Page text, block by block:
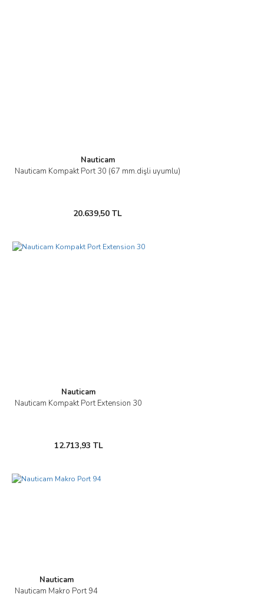
Nauticam
Nauticam Kompakt Port 30 (67 mm.dişli uyumlu)
20.639,50 TL
Nauticam
Nauticam Kompakt Port Extension 30
12.713,93 TL
Nauticam
Nauticam Makro Port 94